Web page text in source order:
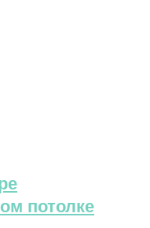
потолке